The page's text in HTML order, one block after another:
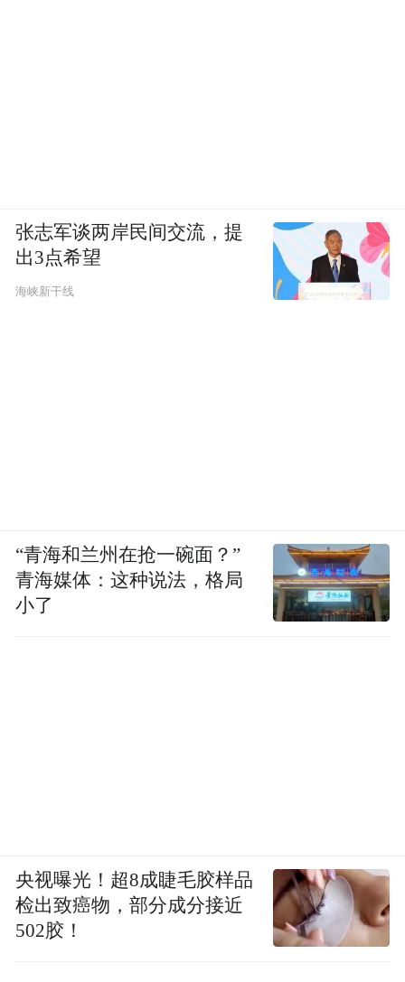
张志军谈两岸民间交流，提
出3点希望
海峡新干线
“青海和兰州在抢一碗面？”
青海媒体：这种说法，格局
小了
央视曝光！超8成睫毛胶样品
检出致癌物，部分成分接近
502胶！